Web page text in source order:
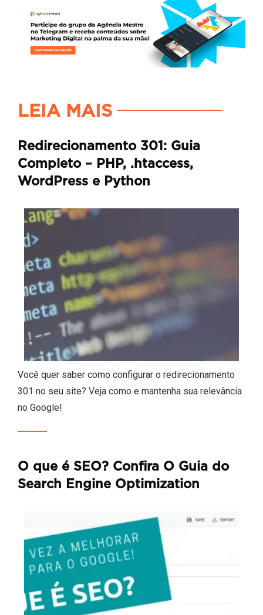
LEIA MAIS
Redirecionamento 301: Guia
Completo – PHP, .htaccess,
WordPress e Python
Você quer saber como configurar o redirecionamento
301 no seu site? Veja como e mantenha sua relevância
no Google!
O que é SEO? Confira O Guia do
Search Engine Optimization